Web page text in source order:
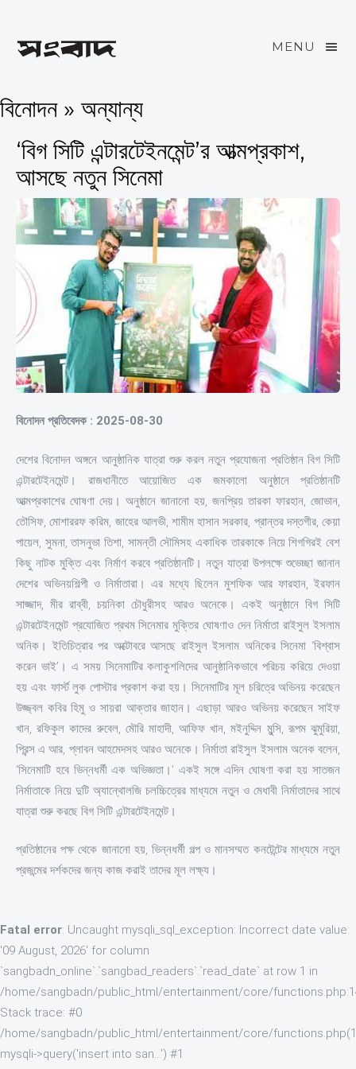
MENU
বিনোদন » অন্যান্য
‘বিগ সিটি এন্টারটেইনমেন্ট’র আত্মপ্রকাশ,
আসছে নতুন সিনেমা
বিনোদন প্রতিবেদক : 2025-08-30
দেশের বিনোদন অঙ্গনে আনুষ্ঠানিক যাত্রা শুরু করল নতুন প্রযোজনা প্রতিষ্ঠান বিগ সিটি
এন্টারটেইনমেন্ট। রাজধানীতে আয়োজিত এক জমকালো অনুষ্ঠানে প্রতিষ্ঠানটি
আত্মপ্রকাশের ঘোষণা দেয়। অনুষ্ঠানে জানানো হয়, জনপ্রিয় তারকা ফারহান, জোভান,
তৌসিফ, মোশাররফ করিম, জাহের আলভী, শামীম হাসান সরকার, প্রান্তর দস্তগীর, কেয়া
পায়েল, সুমনা, তাসনুভা তিশা, সামন্তী সৌমিসহ একাধিক তারকাকে নিয়ে শিগগিরই বেশ
কিছু নাটক মুক্তি এবং নির্মাণ করবে প্রতিষ্ঠানটি। নতুন যাত্রা উপলক্ষে শুভেচ্ছা জানান
দেশের অভিনয়শিল্পী ও নির্মাতারা। এর মধ্যে ছিলেন মুশফিক আর ফারহান, ইরফান
সাজ্জাদ, মীর রাব্বী, চয়নিকা চৌধুরীসহ আরও অনেকে। একই অনুষ্ঠানে বিগ সিটি
এন্টারটেইনমেন্ট প্রযোজিত প্রথম সিনেমার মুক্তির ঘোষণাও দেন নির্মাতা রাইসুল ইসলাম
অনিক। ইতিচিত্রার পর অক্টোবরে আসছে রাইসুল ইসলাম অনিকের সিনেমা ‘বিশ্বাস
করেন ভাই’। এ সময় সিনেমাটির কলাকুশলিদের আনুষ্ঠানিকভাবে পরিচয় করিয়ে দেওয়া
হয় এবং ফার্স্ট লুক পোস্টার প্রকাশ করা হয়। সিনেমাটির মূল চরিত্রে অভিনয় করেছেন
উজ্জ্বল কবির হিমু ও সায়রা আক্তার জাহান। এছাড়া আরও অভিনয় করেছেন সাইফ
খান, রফিকুল কাদের রুবেল, মৌরি মাহাদী, আফিফ খান, মইনুদ্দিন মুন্সি, রূপম ঝুমুরিয়া,
প্রিন্স এ আর, প্লাবন আহমেদসহ আরও অনেকে। নির্মাতা রাইসুল ইসলাম অনেক বলেন,
‘সিনেমাটি হবে ভিন্নধর্মী এক অভিজ্ঞতা।’ একই সঙ্গে এদিন ঘোষণা করা হয় সাতজন
নির্মাতাকে নিয়ে দুটি অ্যান্থোলজি চলচ্চিত্রের মাধ্যমে নতুন ও মেধাবী নির্মাতাদের সাথে
যাত্রা শুরু করছে বিগ সিটি এন্টারটেইনমেন্ট।
প্রতিষ্ঠানের পক্ষ থেকে জানানো হয়, ভিন্নধর্মী গল্প ও মানসম্মত কনটেন্টের মাধ্যমে নতুন
প্রজন্মের দর্শকদের জন্য কাজ করাই তাদের মূল লক্ষ্য।
Fatal error: Uncaught mysqli_sql_exception: Incorrect date value:
'09 August, 2026' for column
`sangbadn_online`.`sangbad_readers`.`read_date` at row 1 in
/home/sangbadn/public_html/entertainment/core/
Stack trace: #0
/home/sangbadn/public_html/entertainment/core/
mysqli->query('insert into san...') #1